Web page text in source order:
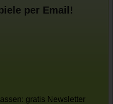
per Email!
gratis Newsletter